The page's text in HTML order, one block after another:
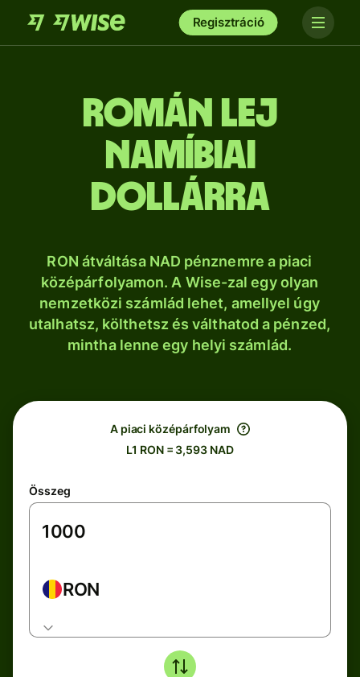
Regisztráció
román lej
namíbiai
dollárra
RON átváltása NAD pénznemre a piaci
középárfolyamon. A Wise-zal egy olyan
nemzetközi számlád lehet, amellyel úgy
utalhatsz, költhetsz és válthatod a pénzed,
mintha lenne egy helyi számlád.
A piaci középárfolyam
L1 RON = 3,593 NAD
Összeg
RON